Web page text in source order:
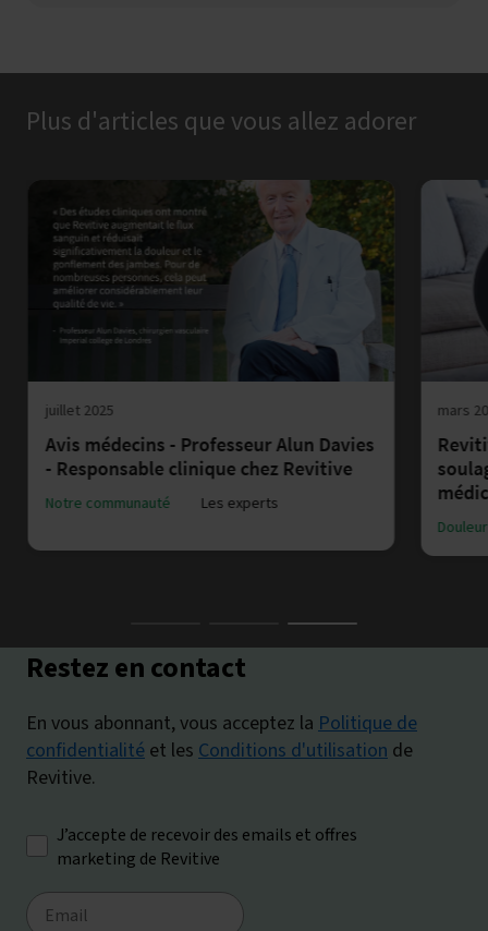
Plus d'articles que vous allez adorer
juillet 2025
Avis médecins - Professeur Alun Davies
- Responsable clinique chez Revitive
Notre communauté Les experts
mars